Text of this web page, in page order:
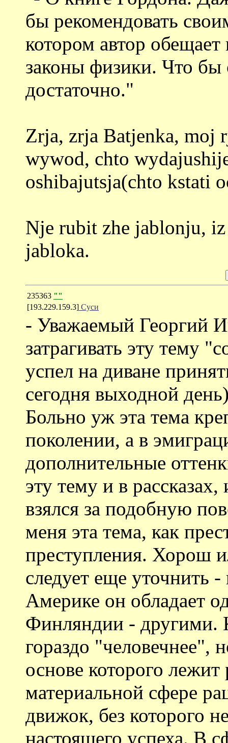
бы рекомендовать
котором автор
законы физики. Что бы
достаточно."
Zrja, zrja Batjenka, moj
wywod, chto
oshibajutsja(chto kstati
Nje rubit zhe jablonju,
jabloka.
235363 ""
[193.229.159.3] Суси
- Уважаемый Георгий
затрагивать эту тему
успел на диване
сегодня выходной
Больно уж эта тема
поколении, а в
дополнительные
эту тему и в
взялся за подобную
меня эта тема, как
преступления. Хорош
следует еще уточнить
Америке он обладает
Финляндии - другими.
гораздо "человечнее",
основе которого
материальной сфере
движок, без которого
настоящего успеха. В